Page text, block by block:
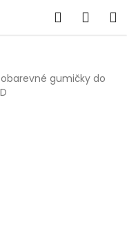
Hledat
gumičky do